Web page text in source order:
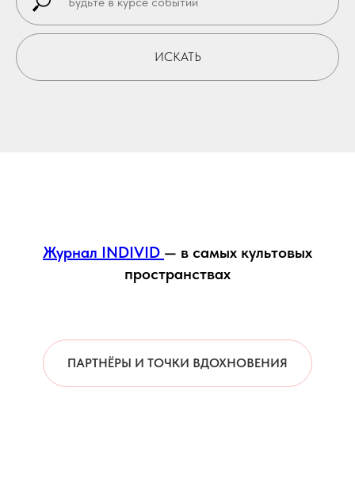
ИСКАТЬ
Журнал INDIVID — в самых культовых
пространствах
ПАРТНЁРЫ И ТОЧКИ ВДОХНОВЕНИЯ